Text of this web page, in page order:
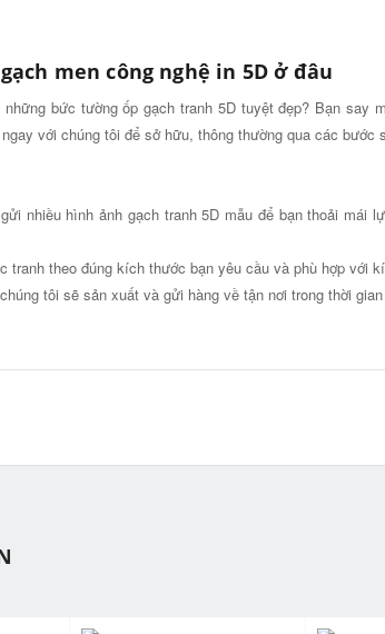
men công nghệ in 5D ở đâu
bức tường ốp gạch tranh 5D tuyệt đẹp? Bạn say
với chúng tôi để sở hữu, thông thường qua các bước
nhiều hình ảnh gạch tranh 5D mẫu để bạn thoải mái
tranh theo đúng kích thước bạn yêu cầu và phù hợp với
tôi sẽ sản xuất và gửi hàng về tận nơi trong thời